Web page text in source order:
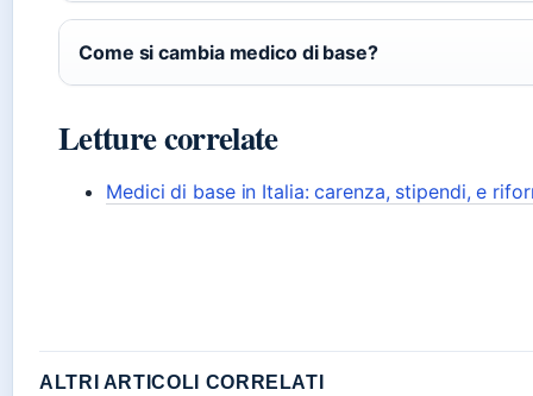
Come si cambia medico di base?
Letture correlate
Medici di base in Italia: carenza, stipendi, e
ALTRI ARTICOLI CORRELATI